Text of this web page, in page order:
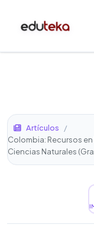
Artículos
/
Colombia: Recursos en
Ciencias Naturales